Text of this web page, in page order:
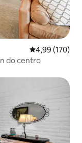
4,99 de uma
4,99 (170)
do centro